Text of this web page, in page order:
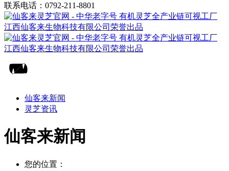
联系电话：0792-211-8801
仙客来新闻
灵芝资讯
仙客来新闻
您的位置：